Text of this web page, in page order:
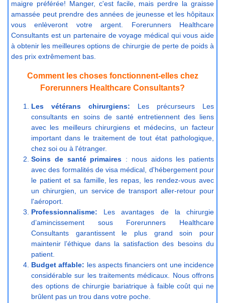
maigre préférée! Manger, c'est facile, mais perdre la graisse
amassée peut prendre des années de jeunesse et les hôpitaux
vous enlèveront votre argent. Forerunners Healthcare
Consultants est un partenaire de voyage médical qui vous aide
à obtenir les meilleures options de chirurgie de perte de poids à
des prix extrêmement bas.
Comment les choses fonctionnent-elles chez
Forerunners Healthcare Consultants?
Les vétérans chirurgiens: Les précurseurs Les
consultants en soins de santé entretiennent des liens
avec les meilleurs chirurgiens et médecins, un facteur
important dans le traitement de tout état pathologique,
chez soi ou à l'étranger.
Soins de santé primaires : nous aidons les patients
avec des formalités de visa médical, d'hébergement pour
le patient et sa famille, les repas, les rendez-vous avec
un chirurgien, un service de transport aller-retour pour
l'aéroport.
Professionnalisme: Les avantages de la chirurgie
d’amincissement sous Forerunners Healthcare
Consultants garantissent le plus grand soin pour
maintenir l’éthique dans la satisfaction des besoins du
patient.
Budget affable: les aspects financiers ont une incidence
considérable sur les traitements médicaux. Nous offrons
des options de chirurgie bariatrique à faible coût qui ne
brûlent pas un trou dans votre poche.